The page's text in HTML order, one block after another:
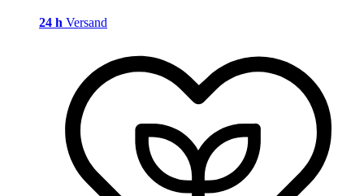
24 h Versand